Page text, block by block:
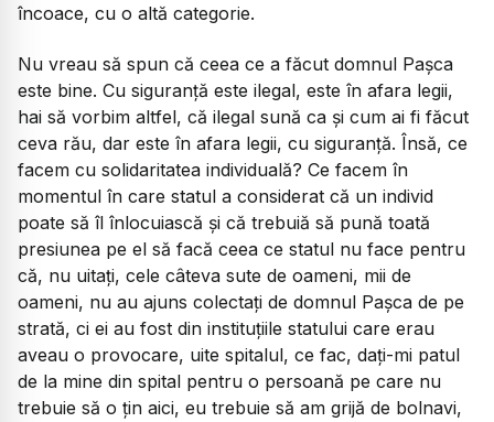
încoace, cu o altă categorie.
Nu vreau să spun că ceea ce a făcut domnul Pașca
este bine. Cu siguranță este ilegal, este în afara legii,
hai să vorbim altfel, că ilegal sună ca și cum ai fi făcut
ceva rău, dar este în afara legii, cu siguranță. Însă, ce
facem cu solidaritatea individuală? Ce facem în
momentul în care statul a considerat că un individ
poate să îl înlocuiască și că trebuiă să pună toată
presiunea pe el să facă ceea ce statul nu face pentru
că, nu uitați, cele câteva sute de oameni, mii de
oameni, nu au ajuns colectați de domnul Pașca de pe
strată, ci ei au fost din instituțiile statului care erau
aveau o provocare, uite spitalul, ce fac, dați-mi patul
de la mine din spital pentru o persoană pe care nu
trebuie să o țin aici, eu trebuie să am grijă de bolnavi,